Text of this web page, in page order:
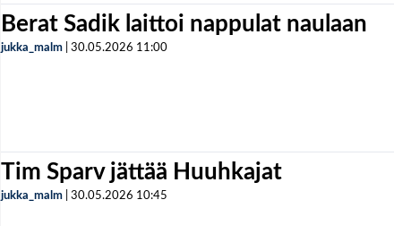
Berat Sadik laittoi nappulat naulaan
jukka_malm 30.05.2026 11:00
Tim Sparv jättää Huuhkajat
jukka_malm 30.05.2026 10:45